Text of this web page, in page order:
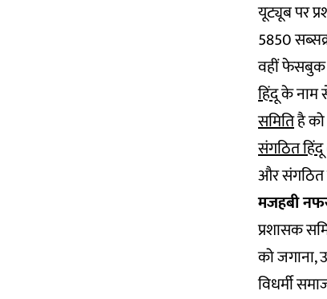
यूट्यूब पर
5850
वहीं फेसबुक
हिंदूके नाम
समितिहै
संगठित
और संगठित
मजहबी
प्रशासक
को जगाना,
विधर्मी